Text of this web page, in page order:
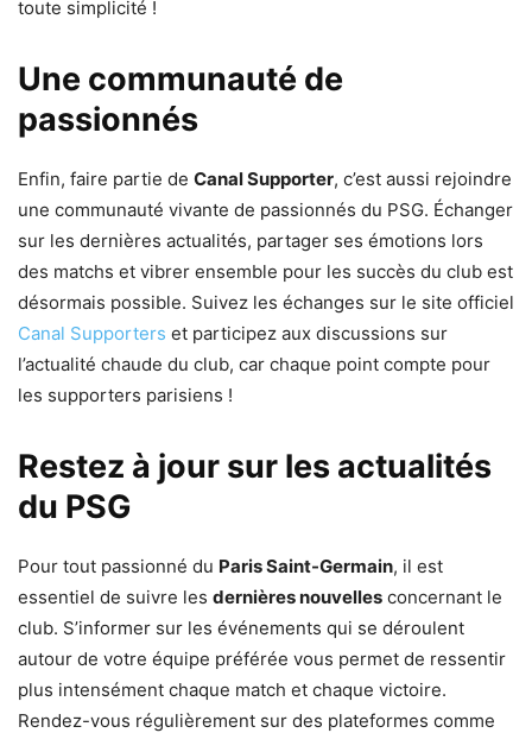
toute simplicité !
Une communauté de
passionnés
Enfin, faire partie de Canal Supporter, c’est aussi rejoindre
une communauté vivante de passionnés du PSG. Échanger
sur les dernières actualités, partager ses émotions lors
des matchs et vibrer ensemble pour les succès du club est
désormais possible. Suivez les échanges sur le site officiel
Canal Supporters et participez aux discussions sur
l’actualité chaude du club, car chaque point compte pour
les supporters parisiens !
Restez à jour sur les actualités
du PSG
Pour tout passionné du Paris Saint-Germain, il est
essentiel de suivre les dernières nouvelles concernant le
club. S’informer sur les événements qui se déroulent
autour de votre équipe préférée vous permet de ressentir
plus intensément chaque match et chaque victoire.
Rendez-vous régulièrement sur des plateformes comme